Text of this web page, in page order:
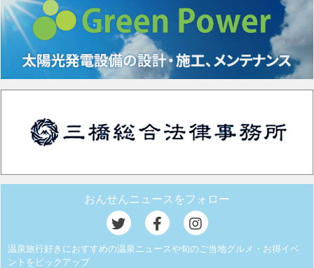
おんせんニュースをフォロー
温泉旅行好きにおすすめの温泉ニュースや旬のご当地グルメ・お得イベ
ントをピックアップ